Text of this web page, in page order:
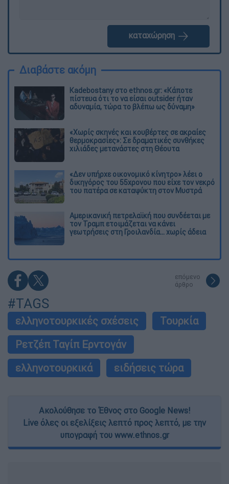
καταχώρηση
Διαβάστε ακόμη
Kadebostany στο ethnos.gr: «Κάποτε
πίστευα ότι το να είσαι outsider ήταν
αδυναμία, τώρα το βλέπω ως δύναμη»
«Χωρίς σκηνές και κουβέρτες σε ακραίες
θερμοκρασίες»: Σε δραματικές συνθήκες
χιλιάδες μετανάστες στη Θέουτα
«Δεν υπήρχε οικονομικό κίνητρο» λέει ο
δικηγόρος του 55χρονου που είχε τον νεκρό
του πατέρα σε καταψύκτη στον Μυστρά
Αμερικανική πετρελαϊκή που συνδέεται με
τον Τραμπ ετοιμάζεται να κάνει
γεωτρήσεις στη Γροιλανδία... χωρίς άδεια
επόμενο
άρθρο
#TAGS
ελληνοτουρκικές σχέσεις
Τουρκία
Ρετζέπ Ταγίπ Ερντογάν
ελληνοτουρκικά
ειδήσεις τώρα
Ακολούθησε το Έθνος στο Google News!
Live όλες οι εξελίξεις λεπτό προς λεπτό, με την
υπογραφή του www.ethnos.gr